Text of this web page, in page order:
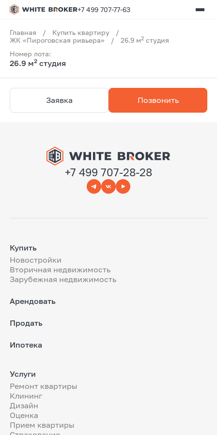
+7 499 707-77-63
Главная / Купить квартиру
/
ЖК «Пироговская ривьера»
/ 26.9 м2 студия
Номер лота:
26.9 м2 студия
Заявка Позвонить
+7 499 707-28-28
Купить
Новостройки
Вторичная недвижимость
Зарубежная недвижимость
Арендовать
Продать
Ипотека
Услуги
Ремонт квартиры
Клининг
Дизайн
Оценка
Прием квартиры